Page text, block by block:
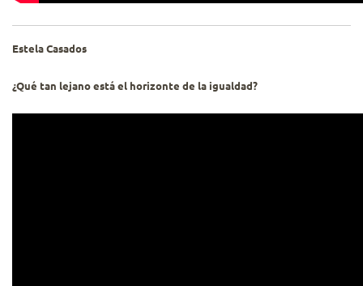
Estela Casados
¿Qué tan lejano está el horizonte de la igualdad?